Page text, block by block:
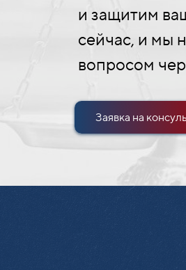
и защитим
сейчас, и мы
вопросом
Заявка на